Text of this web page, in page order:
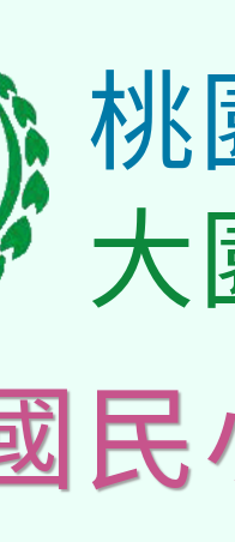
桃
大
民